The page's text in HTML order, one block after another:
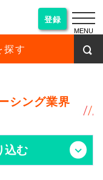
登録
探す
シング業界
込む
MENU